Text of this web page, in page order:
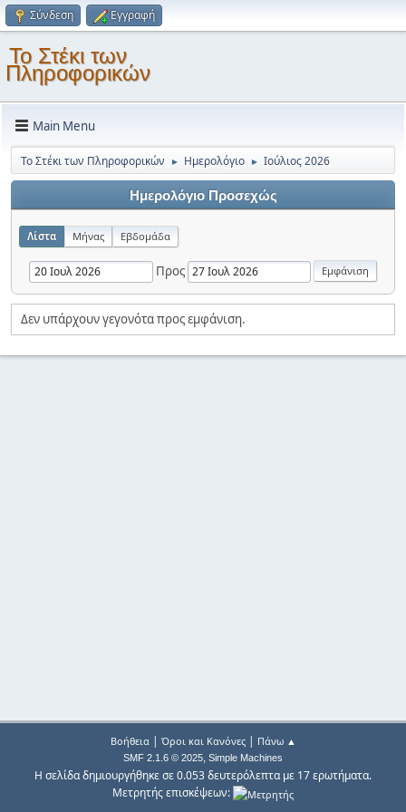
Σύνδεση Εγγραφή
Το Στέκι των
Πληροφορικών
Main Menu
Το Στέκι των Πληροφορικών ► Ημερολόγιο ► Ιούλιος 2026
Ημερολόγιο Προσεχώς
Λίστα Μήνας Εβδομάδα
Προς
Δεν υπάρχουν γεγονότα προς εμφάνιση.
Βοήθεια| Όροι και Κανόνες| Πάνω ▲
SMF 2.1.6 © 2025, Simple Machines
Η σελίδα δημιουργήθηκε σε 0.053 δευτερόλεπτα με 17 ερωτήματα.
Μετρητής επισκέψεων: